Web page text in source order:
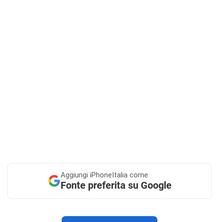
Aggiungi iPhoneItalia come
Fonte preferita su Google